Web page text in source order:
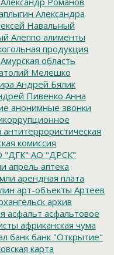
Александра
Навальный
Алеппо алименты
продукция
Амурская область
Мелешко
Андрей Бялик
Пивенко Анна
анонимные звонки
антитеррористическая
комиссия
"ДГК" АО "ДРСК"
апрель аптека
арендная плата
арт-объекты Артеев
архив
асфальт асфальтовое
африканская чума
банк банк "Открытие"
карта